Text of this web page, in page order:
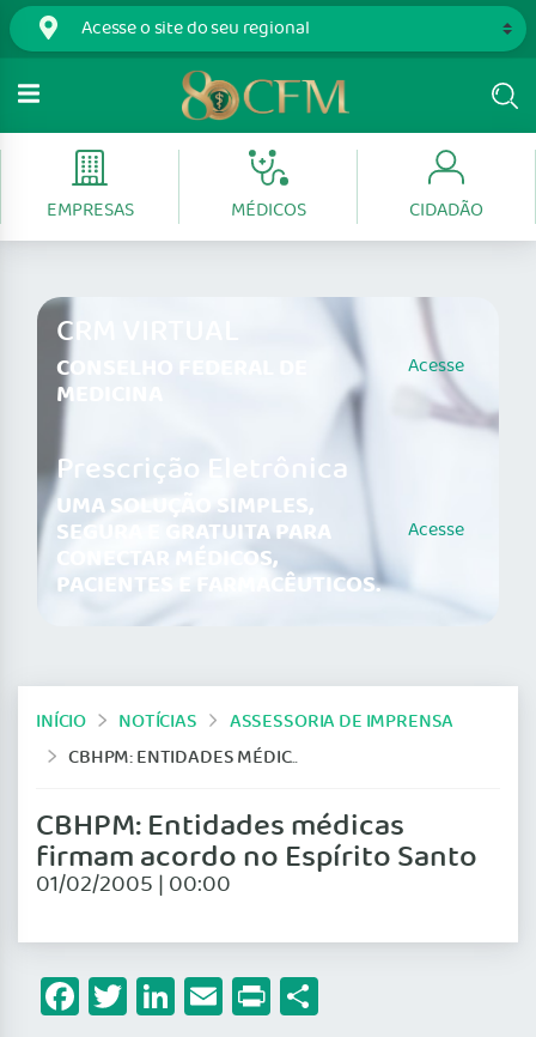
EMPRESAS MÉDICOS CIDADÃO
CRM VIRTUAL
CONSELHO FEDERAL DE
MEDICINA
Acesse
Prescrição Eletrônica
UMA SOLUÇÃO SIMPLES,
SEGURA E GRATUITA PARA
CONECTAR MÉDICOS,
PACIENTES E FARMACÊUTICOS.
Acesse
INÍCIO NOTÍCIAS
ASSESSORIA DE IMPRENSA
CBHPM: ENTIDADES MÉDICAS FIRMAM ACORDO NO ESPÍRITO SANTO
CBHPM: Entidades médicas
firmam acordo no Espírito Santo
01/02/2005 | 00:00
Facebook
Twitter
LinkedIn
Email
Print